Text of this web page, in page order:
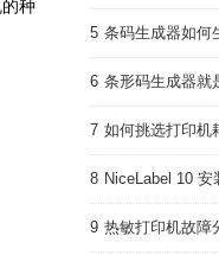
种
5 条码生成器如何
6 条形码生成器就
7 如何挑选打印机
8 NiceLabel 10 安
9 热敏打印机故障